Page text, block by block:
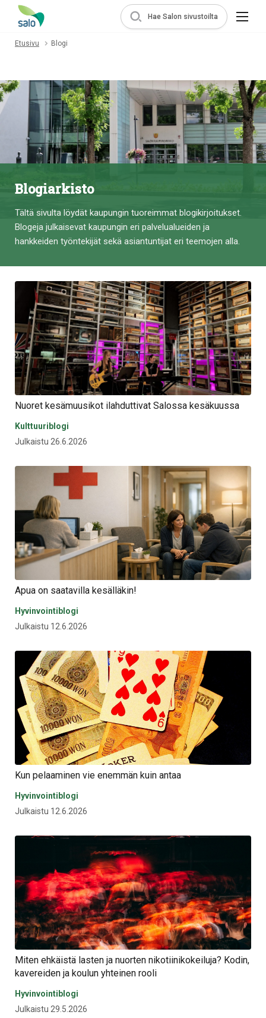
Hae Salon sivustoilta
Etusivu Blogi
Blogiarkisto
Tältä sivulta löydät kaupungin tuoreimmat blogikirjoitukset.
Blogeja julkaisevat kaupungin eri palvelualueiden ja
hankkeiden työntekijät sekä asiantuntijat eri teemojen alla.
Nuoret kesämuusikot ilahduttivat Salossa kesäkuussa
Kulttuuriblogi
Julkaistu 26.6.2026
Apua on saatavilla kesälläkin!
Hyvinvointiblogi
Julkaistu 12.6.2026
Kun pelaaminen vie enemmän kuin antaa
Hyvinvointiblogi
Julkaistu 12.6.2026
Miten ehkäistä lasten ja nuorten nikotiinikokeiluja? Kodin,
kavereiden ja koulun yhteinen rooli
Hyvinvointiblogi
Julkaistu 29.5.2026